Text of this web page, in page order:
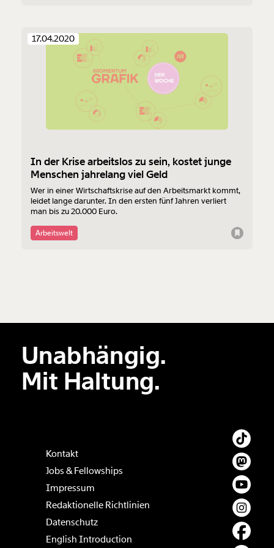
Weiter
1/3
17.04.2020
In der Krise arbeitslos zu sein, kostet junge
Menschen jahrelang viel Geld
Wer in einer Wirtschaftskrise auf den Arbeitsmarkt kommt,
leidet lange darunter. In den ersten fünf Jahren verliert
man bis zu 20.000 Euro.
Arbeitswelt
Unabhängig.
Mit Haltung.
Kontakt
Jobs & Fellowships
Impressum
Redaktionelle Richtlinien
Datenschutz
English Introduction